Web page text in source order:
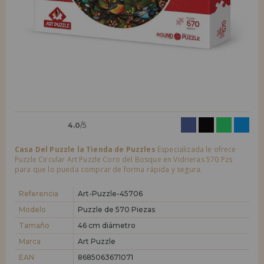
LIQUIDACIONES
Quiero registrarme como
nuevo cliente
Al crear una cuenta en casadelpuzzle.com podrás realizar tus compras
nuevo distribuidor
¿Eres Profesional o Empresa?. ¿Quieres vender en tu negocio
condiciones de ventas con descuentos especiales para la distribución.
¡Adelante! Te estábamos esperando.
4.0/5
Casa Del Puzzle la Tienda de Puzzles Especializada le ofrece
Puzzle Circular Art Puzzle Coro del Bosque en Vidrieras 570 Pzs
para que lo pueda comprar de forma rápida y segura.
Referencia
Art-Puzzle-45706
Modelo
Puzzle de 570 Piezas
Tamaño
46 cm diámetro
Marca
Art Puzzle
EAN
8685063671071